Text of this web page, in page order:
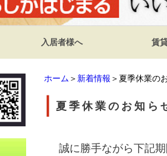
入居者様へ 賃
ホーム ＞ 新着情報 ＞夏季休業の
夏季休業のお知ら
誠に勝手ながら下記